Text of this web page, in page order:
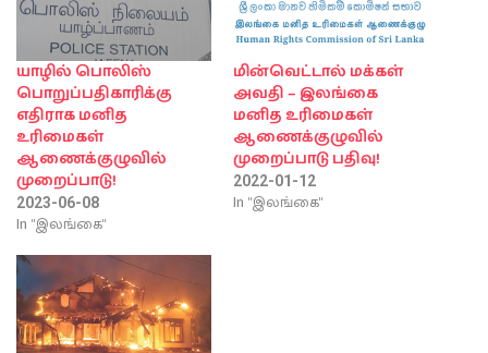
யாழில் பொலிஸ்
பொறுப்பதிகாரிக்கு
எதிராக மனித
உரிமைகள்
ஆணைக்குழுவில்
முறைப்பாடு!
2023-06-08
In "இலங்கை"
மின்வெட்டால் மக்கள்
அவதி – இலங்கை
மனித உரிமைகள்
ஆணைக்குழுவில்
முறைப்பாடு பதிவு!
2022-01-12
In "இலங்கை"